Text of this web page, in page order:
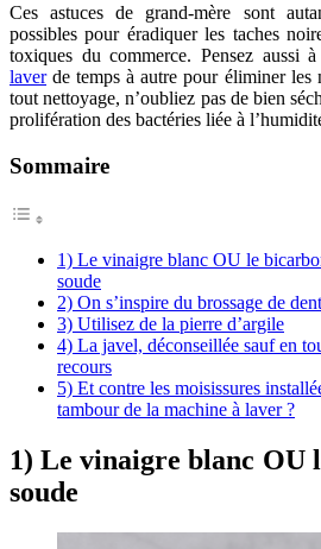
Ces astuces de grand-mère sont
possibles pour éradiquer les taches
toxiques du commerce. Pensez aussi à
laverde temps à autre pour éliminer les
tout nettoyage, n’oubliez pas de bien
prolifération des bactéries liée à
Sommaire
1) Le vinaigre blanc OU le
soude
2) On s’inspire du brossage de
3) Utilisez de la pierre d’argile
4) La javel, déconseillée sauf en
recours
5) Et contre les moisissures
tambour de la machine à laver ?
1) Le vinaigre blanc OU
soude